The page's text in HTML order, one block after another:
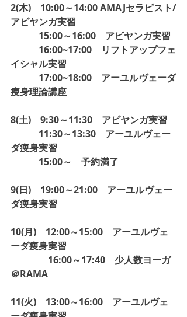
2(木)　10:00～14:00 AMAJセラピスト/
アビヤンガ実習
15:00～16:00　アビヤンガ実習
16:00~17:00　リフトアップフェ
イシャル実習
17:00~18:00　アーユルヴェーダ
痩身理論講座
8(土)　9:30～11:30　アビヤンガ実習
11:30～13:30　アーユルヴェー
ダ痩身実習
15:00～　予約満了
9(日)　19:00～21:00　アーユルヴェー
ダ痩身実習
10(月)　12:00～15:00　アーユルヴェ
ーダ痩身実習
16:00～17:40　少人数ヨーガ
＠RAMA
11(火)　13:00～16:00　アーユルヴェ